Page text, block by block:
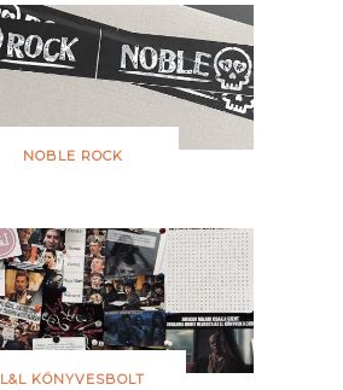
NOBLE ROCK
L&L KÖNYVESBOLT